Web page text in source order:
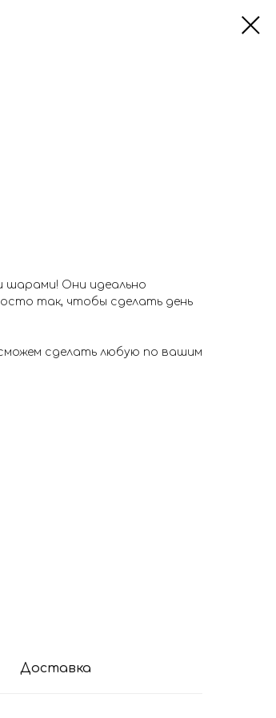
шарами! Они идеально
так, чтобы сделать день
сделать любую по вашим
Доставка